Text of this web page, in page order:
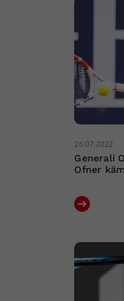
26.07.2022
Generali
Ofner